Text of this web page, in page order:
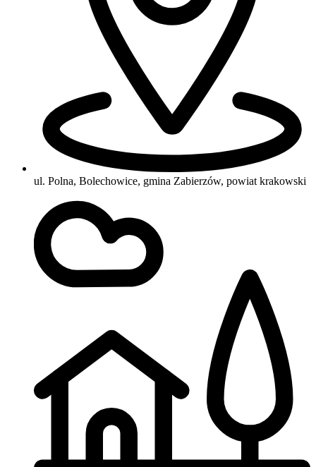
ul. Polna, Bolechowice, gmina Zabierzów, powiat krakowski